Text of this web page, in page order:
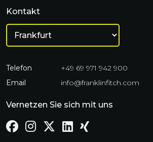
Kontakt
Telefon
+49 69 971 942 900
Email
info@franklinfitch.com
Vernetzen Sie sich mit uns